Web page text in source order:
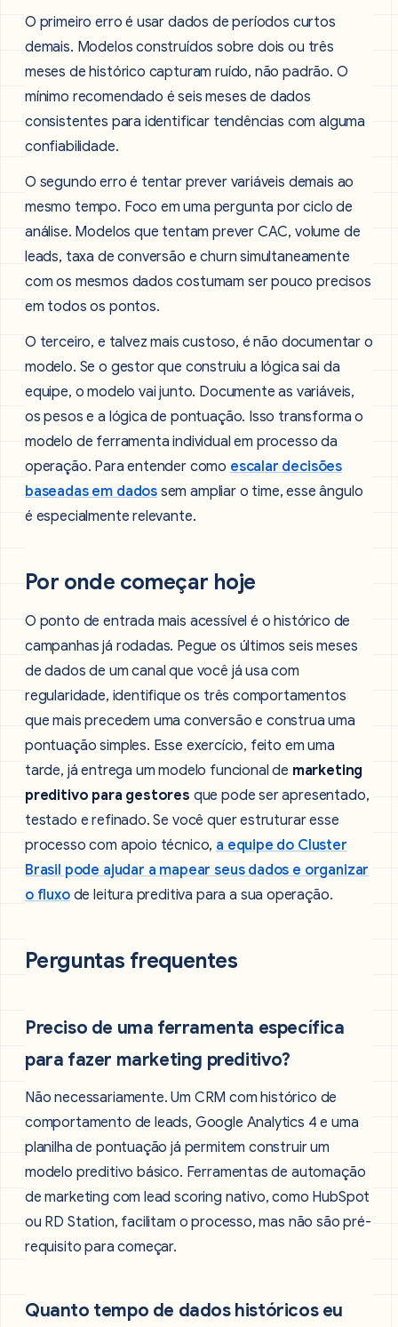
O primeiro erro é usar dados de períodos curtos
demais. Modelos construídos sobre dois ou três
meses de histórico capturam ruído, não padrão. O
mínimo recomendado é seis meses de dados
consistentes para identificar tendências com alguma
confiabilidade.
O segundo erro é tentar prever variáveis demais ao
mesmo tempo. Foco em uma pergunta por ciclo de
análise. Modelos que tentam prever CAC, volume de
leads, taxa de conversão e churn simultaneamente
com os mesmos dados costumam ser pouco precisos
em todos os pontos.
O terceiro, e talvez mais custoso, é não documentar o
modelo. Se o gestor que construiu a lógica sai da
equipe, o modelo vai junto. Documente as variáveis,
os pesos e a lógica de pontuação. Isso transforma o
modelo de ferramenta individual em processo da
operação. Para entender como escalar decisões
baseadas em dados sem ampliar o time, esse ângulo
é especialmente relevante.
Por onde começar hoje
O ponto de entrada mais acessível é o histórico de
campanhas já rodadas. Pegue os últimos seis meses
de dados de um canal que você já usa com
regularidade, identifique os três comportamentos
que mais precedem uma conversão e construa uma
pontuação simples. Esse exercício, feito em uma
tarde, já entrega um modelo funcional de marketing
preditivo para gestores que pode ser apresentado,
testado e refinado. Se você quer estruturar esse
processo com apoio técnico, a equipe do Cluster
Brasil pode ajudar a mapear seus dados e organizar
o fluxode leitura preditiva para a sua operação.
Perguntas frequentes
Preciso de uma ferramenta específica
para fazer marketing preditivo?
Não necessariamente. Um CRM com histórico de
comportamento de leads, Google Analytics 4 e uma
planilha de pontuação já permitem construir um
modelo preditivo básico. Ferramentas de automação
de marketing com lead scoring nativo, como HubSpot
ou RD Station, facilitam o processo, mas não são pré-
requisito para começar.
Quanto tempo de dados históricos eu